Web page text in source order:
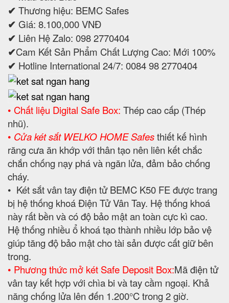
✔ Thương hiệu: BEMC Safes
✔ Giá: 8.100,000 VNĐ
✔ Liên Hệ Zalo: 098 2770404
✔Cam Kết Sản Phẩm Chất Lượng Cao: Mới 100%
✔ Hotline International 24/7: 0084 98 2770404
• Chất liệu Digital Safe Box: Thép cao cấp (Thép
nhũ).
• Cửa két sắt WELKO HOME Safesthiết kế hình
răng cưa ăn khớp với thân tạo nên liên kết chắc
chắn chống nạy phá và ngăn lửa, đảm bảo chống
cháy.
• Két sắt vân tay điện tử BEMC K50 FE được trang
bị hệ thống khoá Điện Tử Vân Tay. Hệ thống khoá
này rất bền và có độ bảo mật an toàn cực kì cao.
Hệ thống nhiều ổ khoá tạo thành nhiều lớp bảo vệ
giúp tăng độ bảo mật cho tài sản được cất giữ bên
trong.
• Phương thức mở két Safe Deposit Box:Mã điện tử
vân tay kết hợp với chìa bi và tay cầm ngoại. Khả
năng chống lửa lên đến 1.200°C trong 2 giờ.